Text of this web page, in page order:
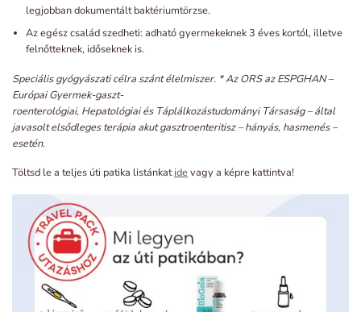
legjobban dokumentált baktériumtörzse.
Az egész család szedheti: adható gyermekeknek 3 éves kortól, illetve
felnőtteknek, időseknek is.
Speciális gyógyászati célra szánt élelmiszer. * Az ORS az ESPGHAN –
Európai Gyermek-gaszt-
roenterológiai, Hepatológiai és Táplálkozástudományi Társaság – által
javasolt elsődleges terápia akut gasztroenteritisz – hányás, hasmenés –
esetén.
Töltsd le a teljes úti patika listánkatidevagy a képre kattintva!